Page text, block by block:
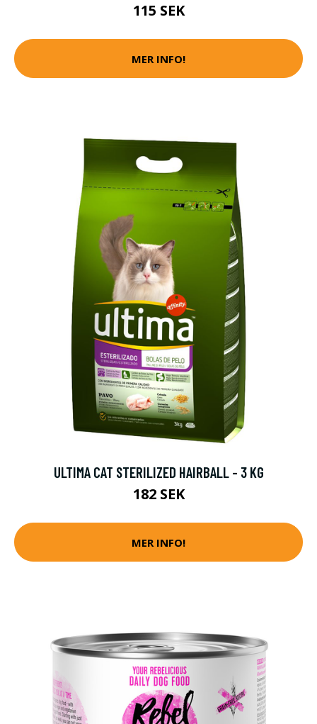
115 SEK
MER INFO!
ULTIMA CAT STERILIZED HAIRBALL - 3 KG
182 SEK
MER INFO!